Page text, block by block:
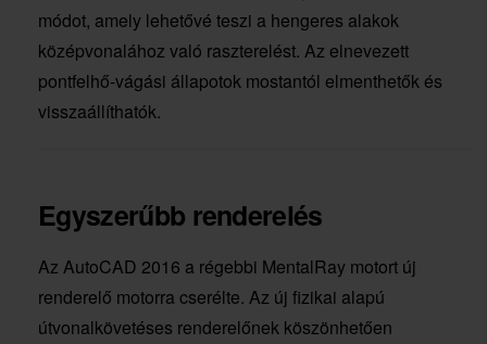
módot, amely lehetővé teszi a hengeres alakok
középvonalához való raszterelést. Az elnevezett
pontfelhő-vágási állapotok mostantól elmenthetők és
visszaállíthatók.
Egyszerűbb renderelés
Az AutoCAD 2016 a régebbi MentalRay motort új
renderelő motorra cserélte. Az új fizikai alapú
útvonalkövetéses renderelőnek köszönhetően